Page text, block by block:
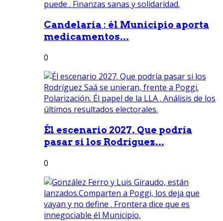
Candelaria : él Municipio aporta
medicamentos...
0
Él escenario 2027. Que podría
pasar si los Rodríguez...
0